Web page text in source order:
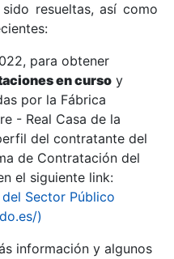
resueltas, así como
para obtener
en curso y
por la Fábrica
- Real Casa de la
del contratante del
de Contratación del
el siguiente link:
Sector Público
)
información y algunos